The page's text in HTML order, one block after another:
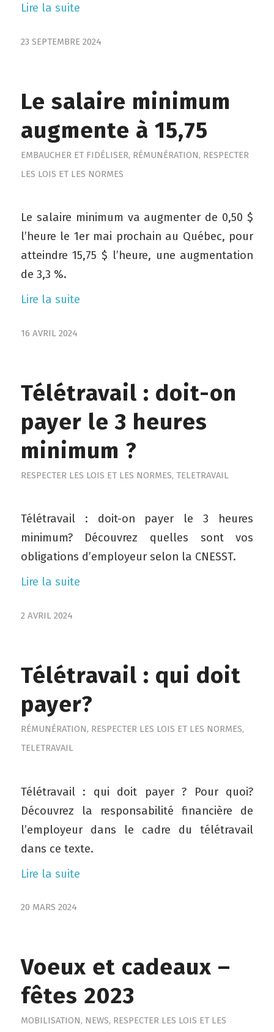
Lire la suite
23 SEPTEMBRE 2024
Le salaire minimum
augmente à 15,75
EMBAUCHER ET FIDÉLISER, RÉMUNÉRATION, RESPECTER
LES LOIS ET LES NORMES
Le salaire minimum va augmenter de 0,50 $
l’heure le 1er mai prochain au Québec, pour
atteindre 15,75 $ l’heure, une augmentation
de 3,3 %.
Lire la suite
16 AVRIL 2024
Télétravail : doit-on
payer le 3 heures
minimum ?
RESPECTER LES LOIS ET LES NORMES, TELETRAVAIL
Télétravail : doit-on payer le 3 heures
minimum? Découvrez quelles sont vos
obligations d’employeur selon la CNESST.
Lire la suite
2 AVRIL 2024
Télétravail : qui doit
payer?
RÉMUNÉRATION, RESPECTER LES LOIS ET LES NORMES,
TELETRAVAIL
Télétravail : qui doit payer ? Pour quoi?
Découvrez la responsabilité financière de
l’employeur dans le cadre du télétravail
dans ce texte.
Lire la suite
20 MARS 2024
Voeux et cadeaux –
fêtes 2023
MOBILISATION, NEWS, RESPECTER LES LOIS ET LES